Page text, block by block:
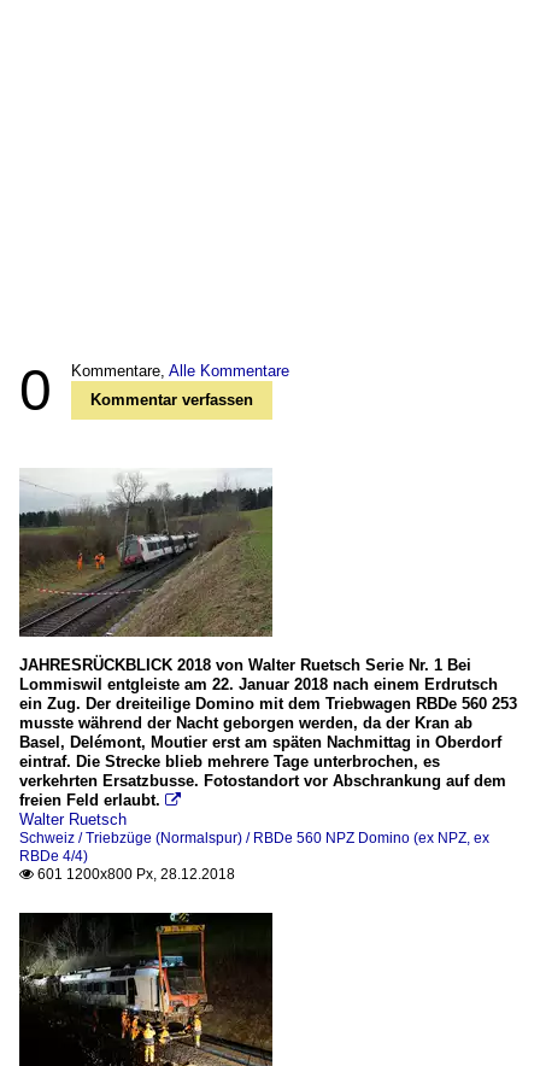
0 Kommentare, Alle Kommentare
Kommentar verfassen
JAHRESRÜCKBLICK 2018 von Walter Ruetsch Serie Nr. 1 Bei
Lommiswil entgleiste am 22. Januar 2018 nach einem Erdrutsch
ein Zug. Der dreiteilige Domino mit dem Triebwagen RBDe 560 253
musste während der Nacht geborgen werden, da der Kran ab
Basel, Delémont, Moutier erst am späten Nachmittag in Oberdorf
eintraf. Die Strecke blieb mehrere Tage unterbrochen, es
verkehrten Ersatzbusse. Fotostandort vor Abschrankung auf dem
freien Feld erlaubt. 
Walter Ruetsch
Schweiz / Triebzüge (Normalspur) / RBDe 560 NPZ Domino (ex NPZ, ex
RBDe 4/4)
 601 1200x800 Px, 28.12.2018